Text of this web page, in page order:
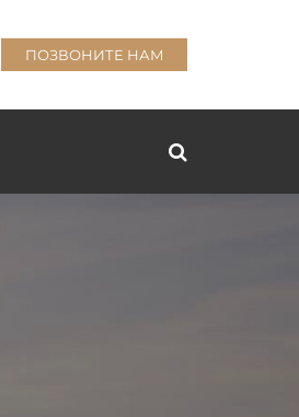
ПОЗВОНИТЕ НАМ